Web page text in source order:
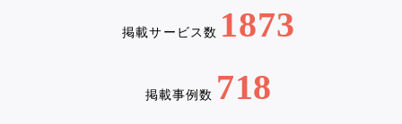
掲載サービス数 1873
掲載事例数 718